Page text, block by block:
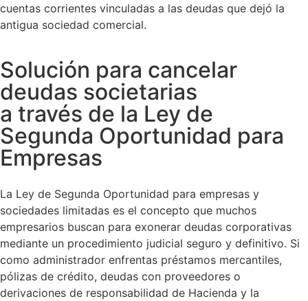
cuentas corrientes vinculadas a las deudas que dejó la
antigua sociedad comercial.
Solución para cancelar
deudas societarias
a través de la Ley de
Segunda Oportunidad para
Empresas
La Ley de Segunda Oportunidad para empresas y
sociedades limitadas es el concepto que muchos
empresarios buscan para exonerar deudas corporativas
mediante un procedimiento judicial seguro y definitivo. Si
como administrador enfrentas préstamos mercantiles,
pólizas de crédito, deudas con proveedores o
derivaciones de responsabilidad de Hacienda y la